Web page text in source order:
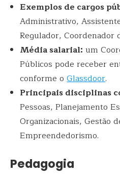
Exemplos de cargos
Administrativo,
Regulador, Coordenador
Média salarial: um
Públicos pode receber
conforme oGlassdoor.
Principais disciplinas
Pessoas, Planejamento
Organizacionais, Gestão
Empreendedorismo.
Pedagogia